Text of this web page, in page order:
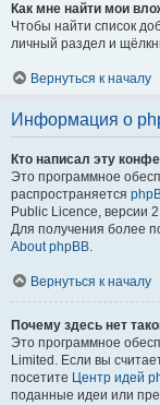
Как мне найти мои
Чтобы найти список
личный раздел и
Вернуться к началу
Информация о
Кто написал эту
Это программное
распространяется
Public Licence, версии
Для получения более
About phpBB.
Вернуться к началу
Почему здесь нет
Это программное
Limited. Если вы
посетите Центр идей
поданные идеи или